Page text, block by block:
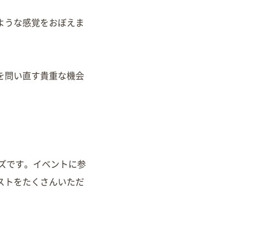
うな感覚をおぼえま
問い直す貴重な機会
です。イベントに参
トをたくさんいただ